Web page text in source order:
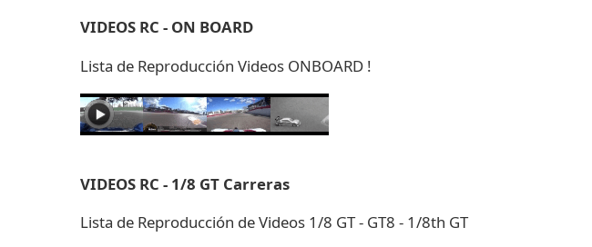
VIDEOS RC - ON BOARD
Lista de Reproducción Videos ONBOARD !
VIDEOS RC - 1/8 GT Carreras
Lista de Reproducción de Videos 1/8 GT - GT8 - 1/8th GT